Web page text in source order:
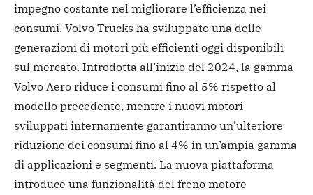
impegno costante nel migliorare l’efficienza nei
consumi, Volvo Trucks ha sviluppato una delle
generazioni di motori più efficienti oggi disponibili
sul mercato. Introdotta all’inizio del 2024, la gamma
Volvo Aero riduce i consumi fino al 5% rispetto al
modello precedente, mentre i nuovi motori
sviluppati internamente garantiranno un’ulteriore
riduzione dei consumi fino al 4% in un’ampia gamma
di applicazioni e segmenti. La nuova piattaforma
introduce una funzionalità del freno motore